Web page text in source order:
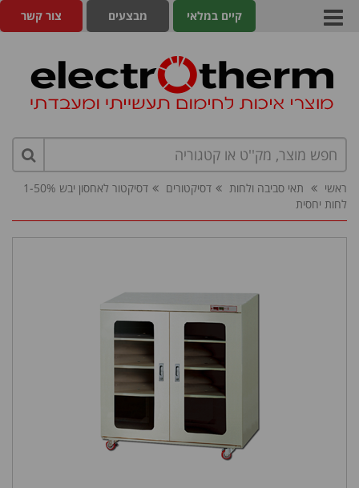
צור קשר מבצעים קיים במלאי
ראשי תאי סביבה ולחות דסיקטורים
דסיקטור לאחסון יבש 1-50%
לחות יחסית